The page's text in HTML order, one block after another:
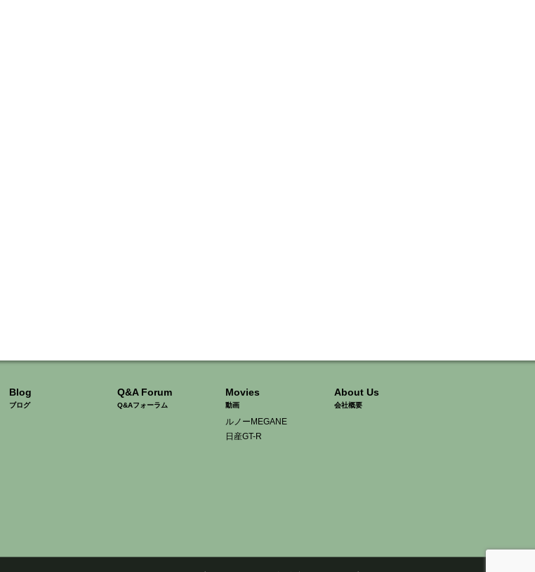
Blog
ブログ
Q&A Forum
Q&Aフォーラム
Movies
動画
ルノーMEGANE
日産GT-R
About Us
会社概要